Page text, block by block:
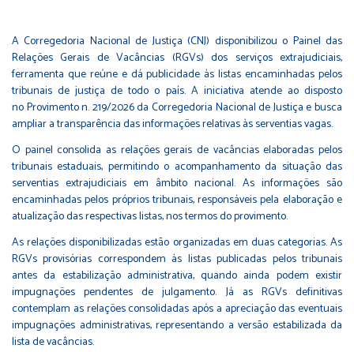
A Corregedoria Nacional de Justiça (CNJ) disponibilizou o Painel das
Relações Gerais de Vacâncias (RGVs) dos serviços extrajudiciais,
ferramenta que reúne e dá publicidade às listas encaminhadas pelos
tribunais de justiça de todo o país. A iniciativa atende ao disposto
noProvimento n. 219/2026da Corregedoria Nacional de Justiça e busca
ampliar a transparência das informações relativas às serventias vagas.
O painel consolida as relações gerais de vacâncias elaboradas pelos
tribunais estaduais, permitindo o acompanhamento da situação das
serventias extrajudiciais em âmbito nacional. As informações são
encaminhadas pelos próprios tribunais, responsáveis pela elaboração e
atualização das respectivas listas, nos termos do provimento.
As relações disponibilizadas estão organizadas em duas categorias. As
RGVs provisórias correspondem às listas publicadas pelos tribunais
antes da estabilização administrativa, quando ainda podem existir
impugnações pendentes de julgamento. Já as RGVs definitivas
contemplam as relações consolidadas após a apreciação das eventuais
impugnações administrativas, representando a versão estabilizada da
lista de vacâncias.